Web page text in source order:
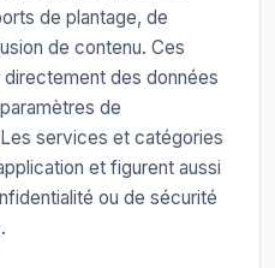
de plantage, de
de contenu. Ces
des données
de
services et catégories
et figurent aussi
ou de sécurité